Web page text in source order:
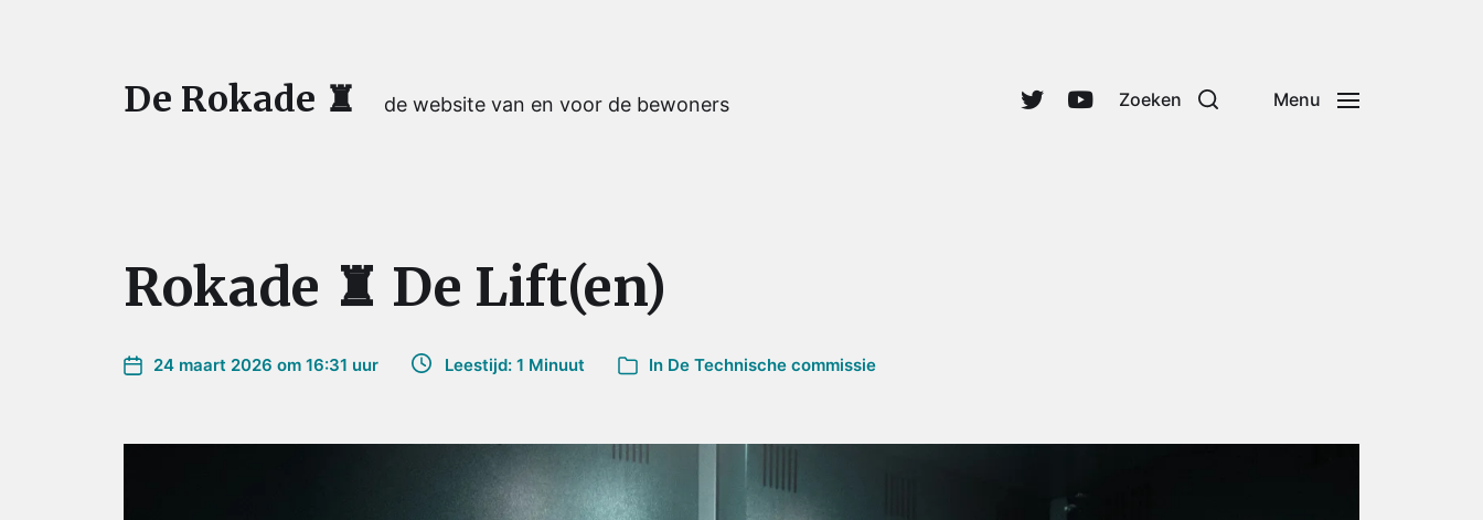
De Rokade ♜ de website van en voor de bewoners Zoeken Menu
Rokade ♜ De Lift(en)
24 maart 2026 om 16:31 uur Leestijd: 1 Minuut In De Technische commissie